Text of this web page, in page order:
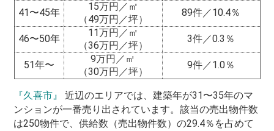
41〜45年
15万円／㎡
（49万円／坪）
89件／10.4％
46〜50年
11万円／㎡
（36万円／坪）
3件／0.3％
51年〜
9万円／㎡
（30万円／坪）
9件／1.0％
『久喜市』
近辺のエリアでは、建築年が31〜35年のマ
ンションが一番売り出されています。該当の売出物件数
は250物件で、供給数（売出物件数）の29.4％を占めて